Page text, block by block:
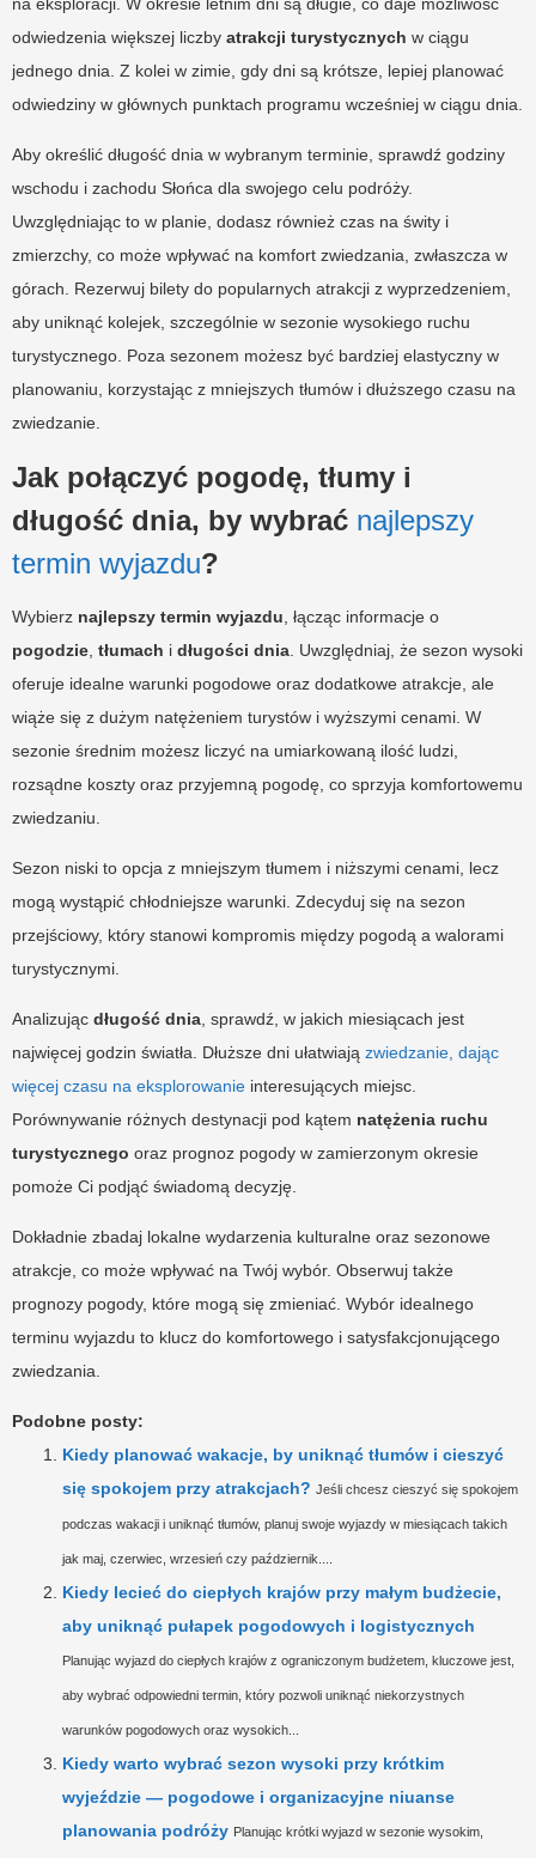
odwiedzenia większej liczby atrakcji turystycznych w ciągu
jednego dnia. Z kolei w zimie, gdy dni są krótsze, lepiej planować
odwiedziny w głównych punktach programu wcześniej w ciągu dnia.
Aby określić długość dnia w wybranym terminie, sprawdź godziny
wschodu i zachodu Słońca dla swojego celu podróży.
Uwzględniając to w planie, dodasz również czas na świty i
zmierzchy, co może wpływać na komfort zwiedzania, zwłaszcza w
górach. Rezerwuj bilety do popularnych atrakcji z wyprzedzeniem,
aby uniknąć kolejek, szczególnie w sezonie wysokiego ruchu
turystycznego. Poza sezonem możesz być bardziej elastyczny w
planowaniu, korzystając z mniejszych tłumów i dłuższego czasu na
zwiedzanie.
Jak połączyć pogodę, tłumy i
długość dnia, by wybrać najlepszy
termin wyjazdu?
Wybierz najlepszy termin wyjazdu , łącząc informacje o
pogodzie tłumach i długości dnia . Uwzględniaj, że sezon wysoki
oferuje idealne warunki pogodowe oraz dodatkowe atrakcje, ale
wiąże się z dużym natężeniem turystów i wyższymi cenami. W
sezonie średnim możesz liczyć na umiarkowaną ilość ludzi,
rozsądne koszty oraz przyjemną pogodę, co sprzyja komfortowemu
zwiedzaniu.
Sezon niski to opcja z mniejszym tłumem i niższymi cenami, lecz
mogą wystąpić chłodniejsze warunki. Zdecyduj się na sezon
przejściowy, który stanowi kompromis między pogodą a walorami
turystycznymi.
Analizując długość dnia , sprawdź, w jakich miesiącach jest
najwięcej godzin światła. Dłuższe dni ułatwiają zwiedzanie, dając
więcej czasu na eksplorowanie interesujących miejsc.
Porównywanie różnych destynacji pod kątem natężenia ruchu
turystycznego oraz prognoz pogody w zamierzonym okresie
pomoże Ci podjąć świadomą decyzję.
Dokładnie zbadaj lokalne wydarzenia kulturalne oraz sezonowe
atrakcje, co może wpływać na Twój wybór. Obserwuj także
prognozy pogody, które mogą się zmieniać. Wybór idealnego
terminu wyjazdu to klucz do komfortowego i satysfakcjonującego
zwiedzania.
Podobne posty:
Kiedy planować wakacje, by uniknąć tłumów i cieszyć
się spokojem przy atrakcjach? Jeśli chcesz cieszyć się spokojem
podczas wakacji i uniknąć tłumów, planuj swoje wyjazdy w miesiącach takich
jak maj, czerwiec, wrzesień czy październik....
Kiedy lecieć do ciepłych krajów przy małym budżecie,
aby uniknąć pułapek pogodowych i logistycznych
Planując wyjazd do ciepłych krajów z ograniczonym budżetem, kluczowe jest,
aby wybrać odpowiedni termin, który pozwoli uniknąć niekorzystnych
warunków pogodowych oraz wysokich...
Kiedy warto wybrać sezon wysoki przy krótkim
wyjeździe — pogodowe i organizacyjne niuanse
planowania podróży Planując krótki wyjazd w sezonie wysokim,